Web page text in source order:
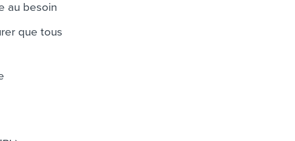
au besoin
que tous